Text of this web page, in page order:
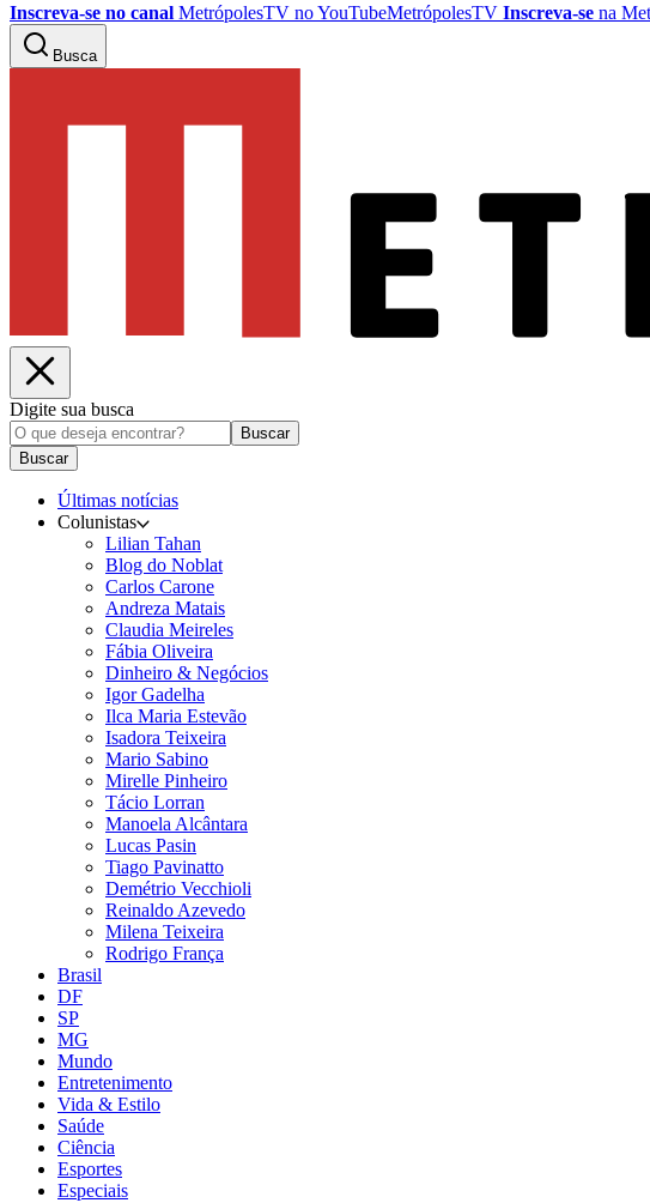
Inscreva-se no canal MetrópolesTV noYouTubeMetrópolesTV Inscreva-se na
Busca
Digite sua busca
Buscar
Buscar
Últimas notícias
Colunistas
Lilian Tahan
Blog do Noblat
Carlos Carone
Andreza Matais
Claudia Meireles
Fábia Oliveira
Dinheiro & Negócios
Igor Gadelha
Ilca Maria Estevão
Isadora Teixeira
Mario Sabino
Mirelle Pinheiro
Tácio Lorran
Manoela Alcântara
Lucas Pasin
Tiago Pavinatto
Demétrio Vecchioli
Reinaldo Azevedo
Milena Teixeira
Rodrigo França
Brasil
DF
SP
MG
Mundo
Entretenimento
Vida & Estilo
Saúde
Ciência
Esportes
Especiais